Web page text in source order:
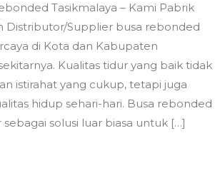
Tasikmalaya – Kami Pabrik
Distributor/Supplier busa rebonded
di Kota dan Kabupaten
Kualitas tidur yang baik tidak
istirahat yang cukup, tetapi juga
hidup sehari-hari. Busa rebonded
sebagai solusi luar biasa untuk […]